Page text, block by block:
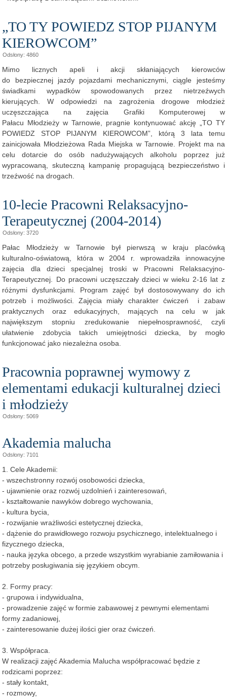
„TO TY POWIEDZ STOP PIJANYM
KIEROWCOM”
Odsłony: 4860
Mimo licznych apeli i akcji skłaniających kierowców
do bezpiecznej jazdy pojazdami mechanicznymi, ciągle jesteśmy
świadkami wypadków spowodowanych przez nietrzeźwych
kierujących. W odpowiedzi na zagrożenia drogowe młodzież
uczęszczająca na zajęcia Grafiki Komputerowej w
Pałacu Młodzieży w Tarnowie, pragnie kontynuować akcję „TO TY
POWIEDZ STOP PIJANYM KIEROWCOM”, którą 3 lata temu
zainicjowała Młodzieżowa Rada Miejska w Tarnowie. Projekt ma na
celu dotarcie do osób nadużywających alkoholu poprzez już
wypracowaną, skuteczną kampanię propagującą bezpieczeństwo i
trzeźwość na drogach.
10-lecie Pracowni Relaksacyjno-
Terapeutycznej (2004-2014)
Odsłony: 3720
Pałac Młodzieży w Tarnowie był pierwszą w kraju placówką
kulturalno-oświatową, która w 2004 r. wprowadziła innowacyjne
zajęcia dla dzieci specjalnej troski w Pracowni Relaksacyjno-
Terapeutycznej. Do pracowni uczęszczały dzieci w wieku 2-16 lat z
różnymi dysfunkcjami. Program zajęć był dostosowywany do ich
potrzeb i możliwości. Zajęcia miały charakter ćwiczeń i zabaw
praktycznych oraz edukacyjnych, mających na celu w jak
największym stopniu zredukowanie niepełnosprawność, czyli
ułatwienie zdobycia takich umiejętności dziecka, by mogło
funkcjonować jako niezależna osoba.
Pracownia poprawnej wymowy z
elementami edukacji kulturalnej dzieci
i młodzieży
Odsłony: 5069
Akademia malucha
Odsłony: 7101
1. Cele Akademii:
- wszechstronny rozwój osobowości dziecka,
- ujawnienie oraz rozwój uzdolnień i zainteresowań,
- kształtowanie nawyków dobrego wychowania,
- kultura bycia,
- rozwijanie wrażliwości estetycznej dziecka,
- dążenie do prawidłowego rozwoju psychicznego, intelektualnego i
fizycznego dziecka,
- nauka języka obcego, a przede wszystkim wyrabianie zamiłowania i
potrzeby posługiwania się językiem obcym.
2. Formy pracy:
- grupowa i indywidualna,
- prowadzenie zajęć w formie zabawowej z pewnymi elementami
formy zadaniowej,
- zainteresowanie dużej ilości gier oraz ćwiczeń.
3. Współpraca.
W realizacji zajęć Akademia Malucha współpracować będzie z
rodzicami poprzez:
- stały kontakt,
- rozmowy,